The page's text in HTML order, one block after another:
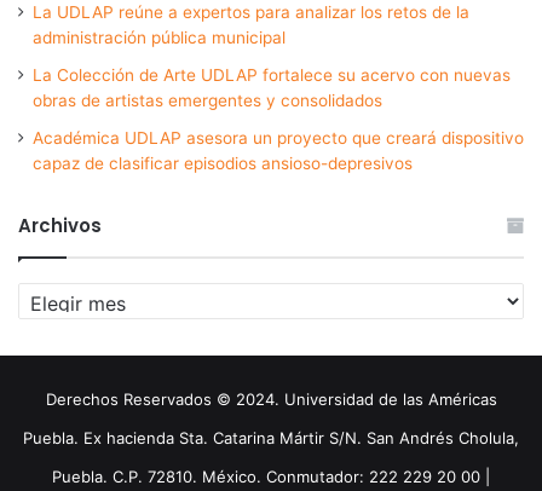
La UDLAP reúne a expertos para analizar los retos de la
administración pública municipal
La Colección de Arte UDLAP fortalece su acervo con nuevas
obras de artistas emergentes y consolidados
Académica UDLAP asesora un proyecto que creará dispositivo
capaz de clasificar episodios ansioso-depresivos
Archivos
Archivos
Derechos Reservados © 2024. Universidad de las Américas
Puebla. Ex hacienda Sta. Catarina Mártir S/N. San Andrés Cholula,
Puebla. C.P. 72810. México. Conmutador: 222 229 20 00 |